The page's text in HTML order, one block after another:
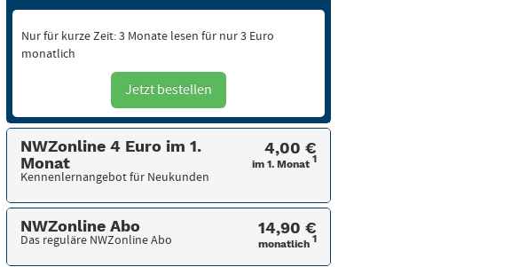
Nur für kurze Zeit: 3 Monate lesen für nur 3 Euro
monatlich
Jetzt bestellen
NWZonline 4 Euro im 1.
Monat
Kennenlernangebot für Neukunden
4,00 €
im 1. Monat 1
NWZonline Abo
Das reguläre NWZonline Abo
14,90 €
monatlich 1